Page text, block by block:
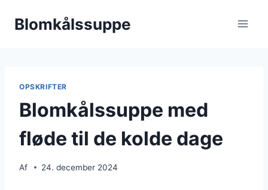
Blomkålssuppe
OPSKRIFTER
Blomkålssuppe med
fløde til de kolde dage
Af 24. december 2024